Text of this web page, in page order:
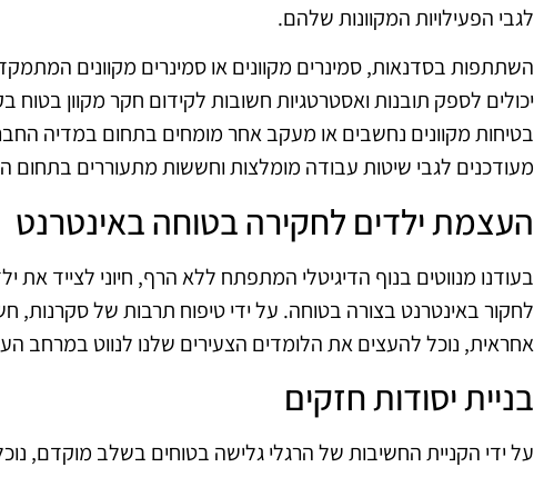
לגבי הפעילויות המקוונות שלהם.
השתתפות בסדנאות, סמינרים מקוונים או סמינרים מקוונים
יכולים לספק תובנות ואסטרטגיות חשובות לקידום חקר מקוון
בטיחות מקוונים נחשבים או מעקב אחר מומחים בתחום במדיה
מעודכנים לגבי שיטות עבודה מומלצות וחששות מתעוררים בתחום
העצמת ילדים לחקירה בטוחה באינטרנט
בעודנו מנווטים בנוף הדיגיטלי המתפתח ללא הרף, חיוני לצייד את
לחקור באינטרנט בצורה בטוחה. על ידי טיפוח תרבות של סקרנות,
אחראית, נוכל להעצים את הלומדים הצעירים שלנו לנווט במרחב
בניית יסודות חזקים
על ידי הקניית החשיבות של הרגלי גלישה בטוחים בשלב מוקדם,